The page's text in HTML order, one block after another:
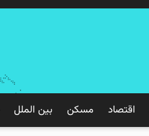
اقتصاد مسکن بین الملل